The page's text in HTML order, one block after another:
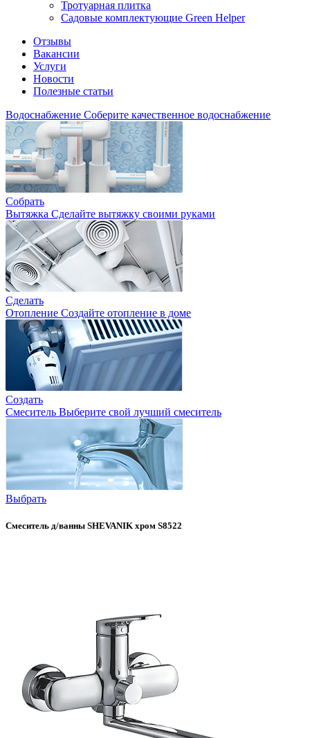
Тротуарная плитка
Садовые комплектующие Green Helper
Отзывы
Вакансии
Услуги
Новости
Полезные статьи
Водоснабжение Соберите качественное водоснабжение
Собрать
Вытяжка Сделайте вытяжку своими руками
Сделать
Отопление Создайте отопление в доме
Создать
Смеситель Выберите свой лучший смеситель
Выбрать
Смеситель д/ванны SHEVANIK хром S8522